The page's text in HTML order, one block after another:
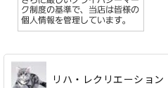
リハ・レクリエーション